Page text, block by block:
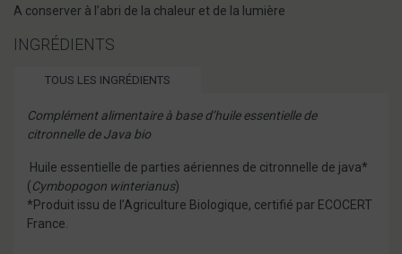
A conserver à l’abri de la chaleur et de la lumière
INGRÉDIENTS
TOUS LES INGRÉDIENTS
Complément alimentaire à base d’huile essentielle de
citronnelle de Java bio
Huile essentielle de parties aériennes de citronnelle de java*
(Cymbopogon winterianus)
*Produit issu de l’Agriculture Biologique, certifié par ECOCERT
France.